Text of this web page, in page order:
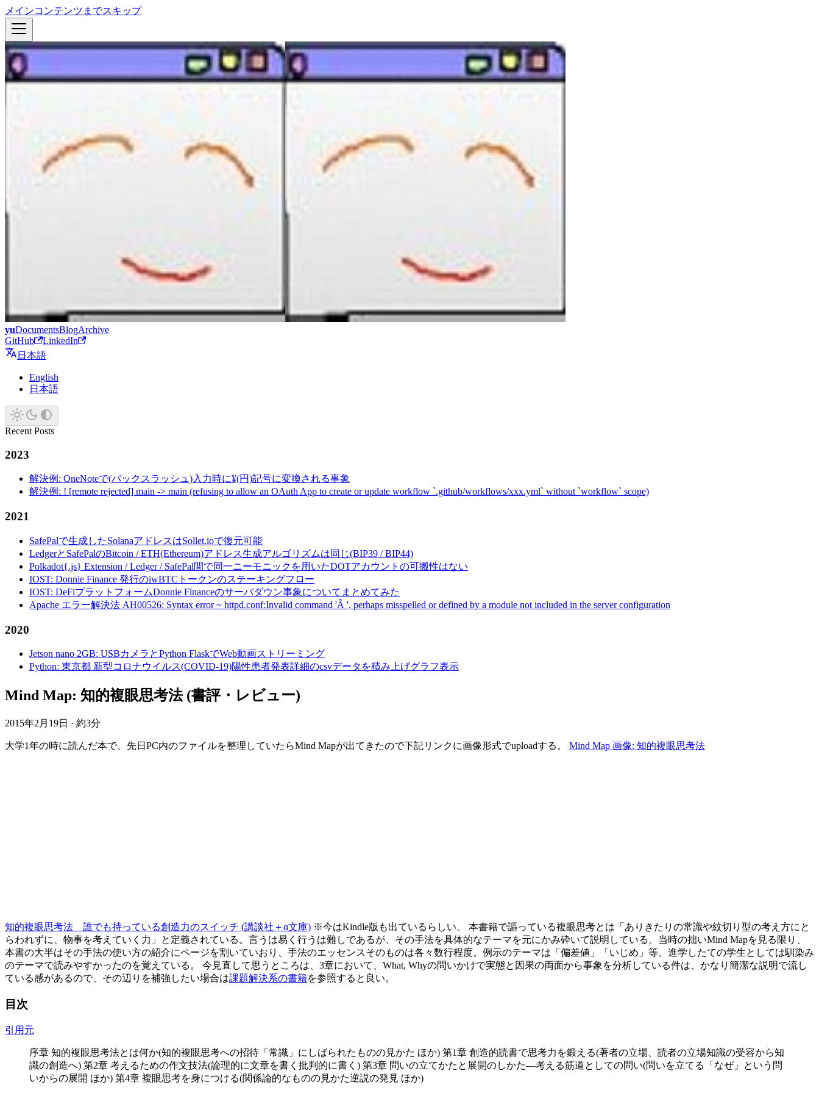
メインコンテンツまでスキップ
yuDocumentsBlogArchive
GitHub
LinkedIn
日本語
English
日本語
Recent Posts
2023
解決例: OneNoteで(バックスラッシュ)入力時に¥(円)記号に変換される事象
解決例: ! [remote rejected] main -> main (refusing to allow an OAuth App to create or update workflow `.github/workflows/xxx.yml` without `workflow` scope)
2021
SafePalで生成したSolanaアドレスはSollet.ioで復元可能
LedgerとSafePalのBitcoin / ETH(Ethereum)アドレス生成アルゴリズムは同じ(BIP39 / BIP44)
Polkadot{.js} Extension / Ledger / SafePal間で同一ニーモニックを用いたDOTアカウントの可搬性はない
IOST: Donnie Finance 発行のiwBTCトークンのステーキングフロー
IOST: DeFiプラットフォームDonnie Financeのサーバダウン事象についてまとめてみた
Apache エラー解決法 AH00526: Syntax error ~ httpd.conf:Invalid command 'Â ', perhaps misspelled or defined by a module not included in the server configuration
2020
Jetson nano 2GB: USBカメラとPython FlaskでWeb動画ストリーミング
Python: 東京都 新型コロナウイルス(COVID-19)陽性患者発表詳細のcsvデータを積み上げグラフ表示
Mind Map: 知的複眼思考法 (書評・レビュー)
2015年2月19日 · 約3分
大学1年の時に読んだ本で、先日PC内のファイルを整理していたらMind Mapが出てきたので下記リンクに画像形式でuploadする。 Mind Map 画像: 知的複眼思考法
知的複眼思考法 誰でも持っている創造力のスイッチ (講談社＋α文庫) ※今はKindle版も出ているらしい。 本書籍で謳っている複眼思考とは「ありきたりの常識や紋切り型の考え方にと
らわれずに、物事を考えていく力」と定義されている。言うは易く行うは難しであるが、その手法を具体的なテーマを元にかみ砕いて説明している。当時の拙いMind Mapを見る限り、
本書の大半はその手法の使い方の紹介にページを割いていおり、手法のエッセンスそのものは各々数行程度。例示のテーマは「偏差値」「いじめ」等、進学したての学生としては馴染み
のテーマで読みやすかったのを覚えている。 今見直して思うところは、3章において、What, Whyの問いかけで実態と因果の両面から事象を分析している件は、かなり簡潔な説明で流し
ている感があるので、その辺りを補強したい場合は課題解決系の書籍を参照すると良い。
目次
引用元
序章 知的複眼思考法とは何か(知的複眼思考への招待「常識」にしばられたものの見かた ほか) 第1章 創造的読書で思考力を鍛える(著者の立場、読者の立場知識の受容から知
識の創造へ) 第2章 考えるための作文技法(論理的に文章を書く批判的に書く) 第3章 問いの立てかたと展開のしかた―考える筋道としての問い(問いを立てる「なぜ」という問
いからの展開 ほか) 第4章 複眼思考を身につける(関係論的なものの見かた逆説の発見 ほか)